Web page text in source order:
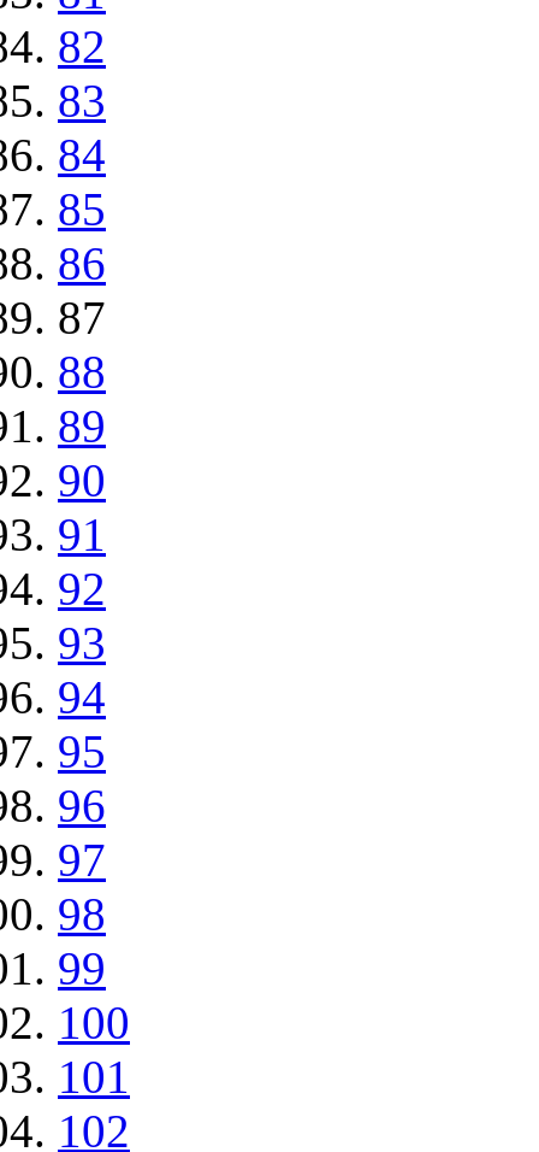
82
83
84
85
86
87
88
89
90
91
92
93
94
95
96
97
98
99
100
101
102